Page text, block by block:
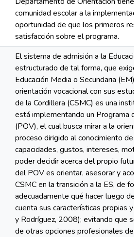
comunidad escolar a la
oportunidad de que los primeros
satisfacción sobre el programa.
El sistema de admisión a la
estructurado de tal forma, que
Educación Media o Secundaria (EM)
orientación vocacional con sus
de la Cordillera (CSMC) es una
está implementando un Programa
(POV), el cual busca mirar a la
proceso dirigido al conocimiento de
capacidades, gustos, intereses,
poder decidir acerca del propio
del POV es orientar, asesorar y
CSMC en la transición a la ES, de
adecuadamente qué hacer luego de
cuenta sus características propias y
y Rodríguez, 2008); evitando que
de otras opciones profesionales de